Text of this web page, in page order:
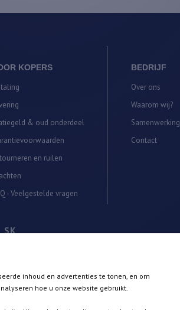
KOPERS
& oud onderdeel
en ruilen
- Veelgestelde vragen
BEDRIJF
Over ons
Waarom wij?
Samenwerking
Contact
SK
INSTAGRAM
inhoud en advertenties te tonen, en om
hoe u onze website gebruikt.